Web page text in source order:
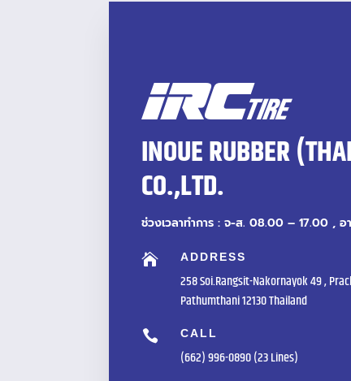
INOUE RUBBER
CO.,LTD.
ช่วงเวลาทำการ : จ-ส. 08.00 – 17.00 , อ
 ADDRESS
258 Soi.Rangsit-Nakornayok 49 ,
Pathumthani 12130 Thailand
 CALL
(662) 996-0890 (23 Lines)